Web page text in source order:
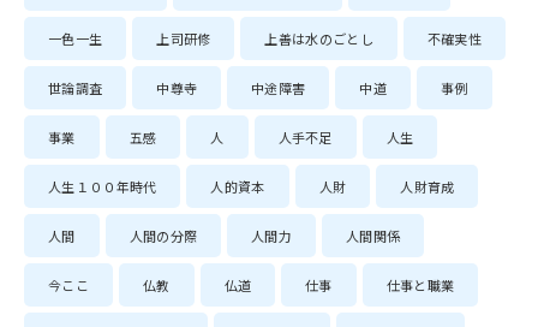
一色一生 上司研修 上善は水のごとし 不確実性
世論調査 中尊寺 中途障害 中道 事例
事業 五感 人 人手不足 人生
人生１００年時代 人的資本 人財 人財育成
人間 人間の分際 人間力 人間関係
今ここ 仏教 仏道 仕事 仕事と職業